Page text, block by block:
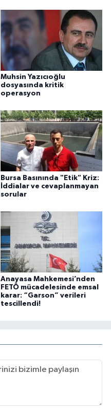
Muhsin Yazıcıoğlu
dosyasında kritik
operasyon
Bursa Basınında "Etik" Kriz:
İddialar ve cevaplanmayan
sorular
Anayasa Mahkemesi’nden
FETÖ mücadelesinde emsal
karar: “Garson” verileri
tescillendi!